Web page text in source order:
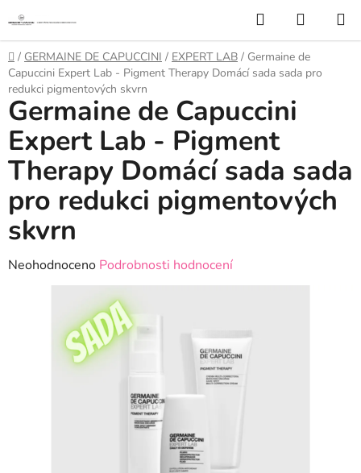
na
obsah
Hledat
KOŠÍK
Domů
/ GERMAINE DE CAPUCCINI / EXPERT LAB / Germaine de
Capuccini Expert Lab - Pigment Therapy Domácí sada sada pro
redukci pigmentových skvrn
Germaine de Capuccini
Expert Lab - Pigment
Therapy Domácí sada sada
pro redukci pigmentových
skvrn
Průměrné
Neohodnoceno Podrobnosti hodnocení